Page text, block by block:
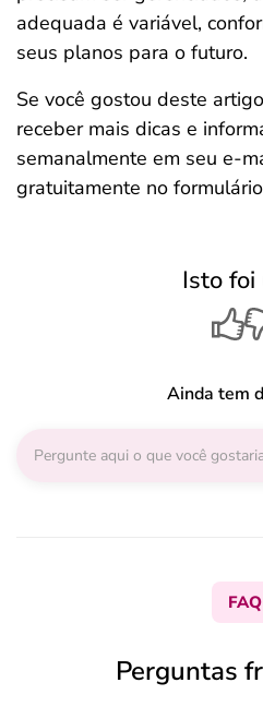
adequada é variável,
seus planos para o futuro.
Se você gostou deste
receber mais dicas e
semanalmente em seu e-
gratuitamente no
Isto foi
Ainda tem
FAQ
Perguntas